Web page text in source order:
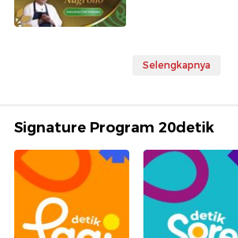
Selengkapnya
Signature Program 20detik